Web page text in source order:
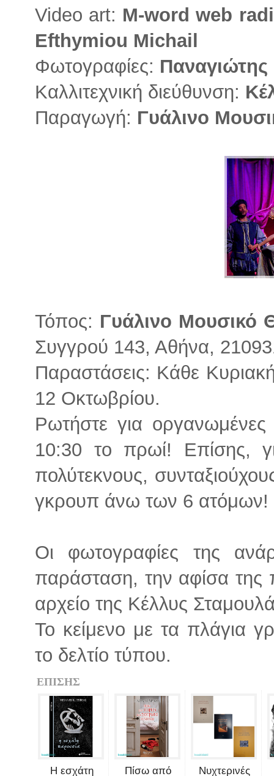
Video art: M-word web
Efthymiou Michail
Φωτογραφίες:
Καλλιτεχνική διεύθυνση:
Παραγωγή: Γυάλινο
Τόπος: Γυάλινο Μουσικό
Συγγρού 143, Αθήνα,
Παραστάσεις: Κάθε
12 Οκτωβρίου.
Ρωτήστε για οργανωμένες
10:30 το πρωί! Επίσης,
πολύτεκνους,
γκρουπ άνω των 6 ατόμων!
Οι φωτογραφίες της
παράσταση, την αφίσα
αρχείο της Κέλλυς
Το κείμενο με τα πλάγια
το δελτίο τύπου.
ΕΠΙΣΗΣ
Η εσχάτη
Πίσω από
Νυχτερινές